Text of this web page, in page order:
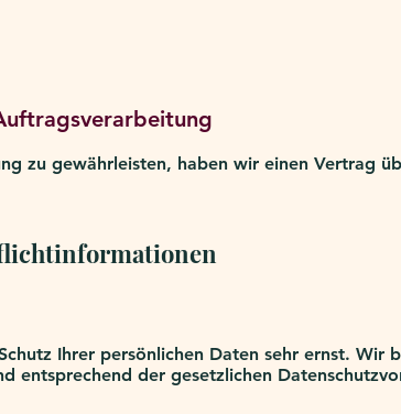
zu gewährleisten, haben wir einen Vertrag
Ihrer persönlichen Daten sehr ernst. Wir
entsprechend der gesetzlichen